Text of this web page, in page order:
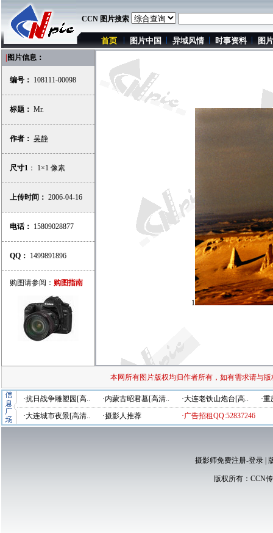
CCN 图片搜索
首页 图片中国 异域风情 时事资料 图
图片信息：
编号： 108111-00098
标题： Mr.
作者： 吴静
尺寸1 ： 1×1 像素
上传时间： 2006-04-16
电话： 15809028877
QQ： 1499891896
购图请参阅： 购图指南
1
本网所有图片版权均归作者所有，如有需求请与
·抗日战争雕塑园[高.. ·内蒙古昭君墓[高清.. ·大连老铁山炮台[高..
·
·大连城市夜景[高清..
·摄影人推荐 ·广告招租QQ:52837246
摄影师免费注册-登录|
版权所有： CCN